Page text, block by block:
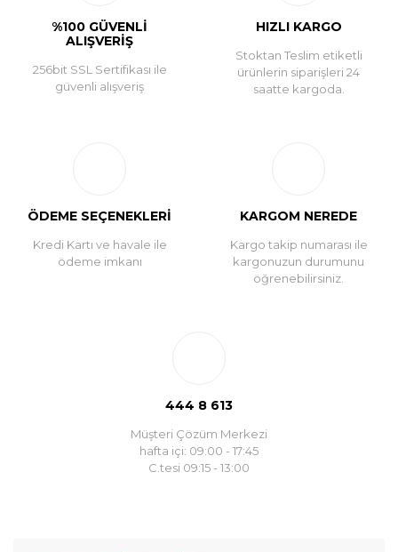
%100 GÜVENLİ
ALIŞVERİŞ
256bit SSL Sertifikası ile
güvenli alışveriş
HIZLI KARGO
Stoktan Teslim etiketli
ürünlerin siparişleri 24
saatte kargoda.
ÖDEME SEÇENEKLERİ
Kredi Kartı ve havale ile
ödeme imkanı
KARGOM NEREDE
Kargo takip numarası ile
kargonuzun durumunu
öğrenebilirsiniz.
444 8 613
Müşteri Çözüm Merkezi
hafta içi: 09:00 - 17:45
C.tesi 09:15 - 13:00